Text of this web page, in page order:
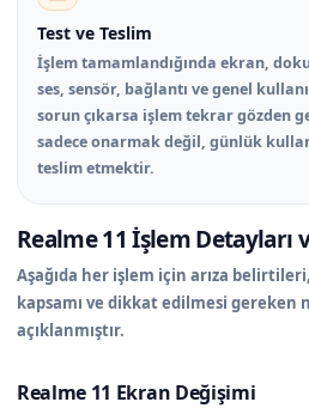
Test ve Teslim
İşlem tamamlandığında ekran,
ses, sensör, bağlantı ve genel
sorun çıkarsa işlem tekrar gözden
sadece onarmak değil, günlük
teslim etmektir.
Realme 11 İşlem Detayları
Aşağıda her işlem için arıza
kapsamı ve dikkat edilmesi gereken
açıklanmıştır.
Realme 11 Ekran Değişimi